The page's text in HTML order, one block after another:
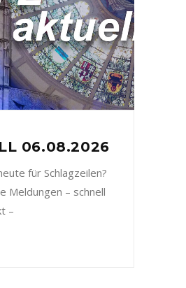
06.08.2026
für Schlagzeilen?
Meldungen – schnell
–